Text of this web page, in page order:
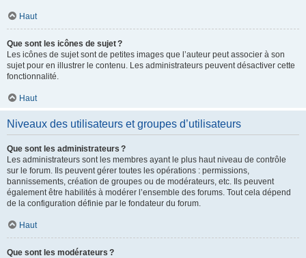
Haut
Que sont les icônes de sujet ?
Les icônes de sujet sont de petites images que l’auteur peut associer à son
sujet pour en illustrer le contenu. Les administrateurs peuvent désactiver cette
fonctionnalité.
Haut
Niveaux des utilisateurs et groupes d’utilisateurs
Que sont les administrateurs ?
Les administrateurs sont les membres ayant le plus haut niveau de contrôle
sur le forum. Ils peuvent gérer toutes les opérations : permissions,
bannissements, création de groupes ou de modérateurs, etc. Ils peuvent
également être habilités à modérer l’ensemble des forums. Tout cela dépend
de la configuration définie par le fondateur du forum.
Haut
Que sont les modérateurs ?